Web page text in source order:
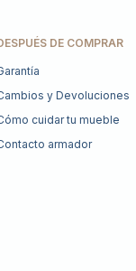
DE COMPRAR
y Devoluciones
cuidar tu mueble
armador